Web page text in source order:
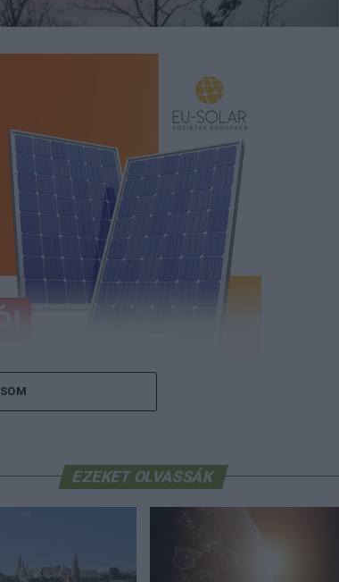
meg, mennyibe kerülhet
(x)
és zavartalan – reagált a Mol a sajtóban
hírekre. A társaság az MTI-hez
biztosítja a repülőterek és a
az ellátási láncok működése
EZEKET OLVASSÁK